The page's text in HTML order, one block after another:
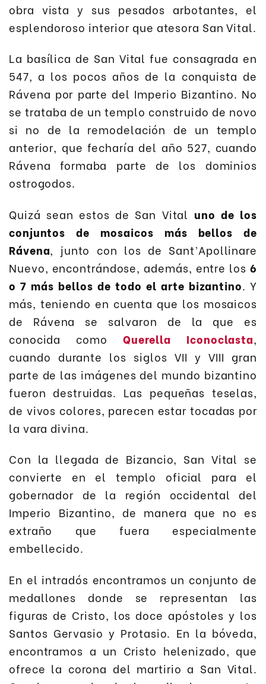
obra vista y sus pesados arbotantes, el
esplendoroso interior que atesora San Vital.
La basílica de San Vital fue consagrada en
547, a los pocos años de la conquista de
Rávena por parte del Imperio Bizantino. No
se trataba de un templo construido de novo
si no de la remodelación de un templo
anterior, que fecharía del año 527, cuando
Rávena formaba parte de los dominios
ostrogodos.
Quizá sean estos de San Vital uno de los
conjuntos de mosaicos más bellos de
Rávena, junto con los de Sant’Apollinare
Nuevo, encontrándose, además, entre los6
o 7 más bellos de todo el arte bizantino. Y
más, teniendo en cuenta que los mosaicos
de Rávena se salvaron de la que es
conocida como Querella Iconoclasta,
cuando durante los siglos VII y VIII gran
parte de las imágenes del mundo bizantino
fueron destruidas. Las pequeñas teselas,
de vivos colores, parecen estar tocadas por
la vara divina.
Con la llegada de Bizancio, San Vital se
convierte en el templo oficial para el
gobernador de la región occidental del
Imperio Bizantino, de manera que no es
extraño que fuera especialmente
embellecido.
En el intradós encontramos un conjunto de
medallones donde se representan las
figuras de Cristo, los doce apóstoles y los
Santos Gervasio y Protasio. En la bóveda,
encontramos a un Cristo helenizado, que
ofrece la corona del martirio a San Vital.